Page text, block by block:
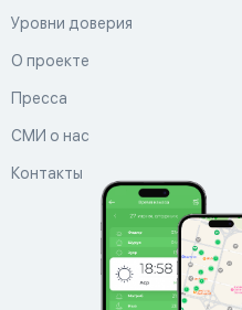
Уровни доверия
О проекте
Пресса
СМИ о нас
Контакты